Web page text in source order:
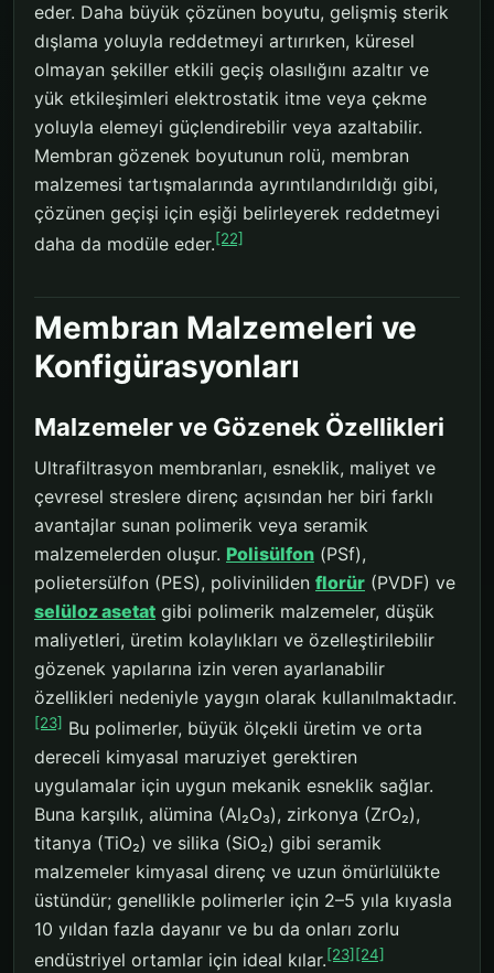
eder. Daha büyük çözünen boyutu, gelişmiş sterik
dışlama yoluyla reddetmeyi artırırken, küresel
olmayan şekiller etkili geçiş olasılığını azaltır ve
yük etkileşimleri elektrostatik itme veya çekme
yoluyla elemeyi güçlendirebilir veya azaltabilir.
Membran gözenek boyutunun rolü, membran
malzemesi tartışmalarında ayrıntılandırıldığı gibi,
çözünen geçişi için eşiği belirleyerek reddetmeyi
daha da modüle eder.[22]
Membran Malzemeleri ve
Konfigürasyonları
Malzemeler ve Gözenek Özellikleri
Ultrafiltrasyon membranları, esneklik, maliyet ve
çevresel streslere direnç açısından her biri farklı
avantajlar sunan polimerik veya seramik
malzemelerden oluşur. Polisülfon (PSf),
polietersülfon (PES), poliviniliden florür (PVDF) ve
selüloz asetat gibi polimerik malzemeler, düşük
maliyetleri, üretim kolaylıkları ve özelleştirilebilir
gözenek yapılarına izin veren ayarlanabilir
özellikleri nedeniyle yaygın olarak kullanılmaktadır.
[23] Bu polimerler, büyük ölçekli üretim ve orta
dereceli kimyasal maruziyet gerektiren
uygulamalar için uygun mekanik esneklik sağlar.
Buna karşılık, alümina (Al₂O₃), zirkonya (ZrO₂),
titanya (TiO₂) ve silika (SiO₂) gibi seramik
malzemeler kimyasal direnç ve uzun ömürlülükte
üstündür; genellikle polimerler için 2–5 yıla kıyasla
10 yıldan fazla dayanır ve bu da onları zorlu
endüstriyel ortamlar için ideal kılar.[23] [24]